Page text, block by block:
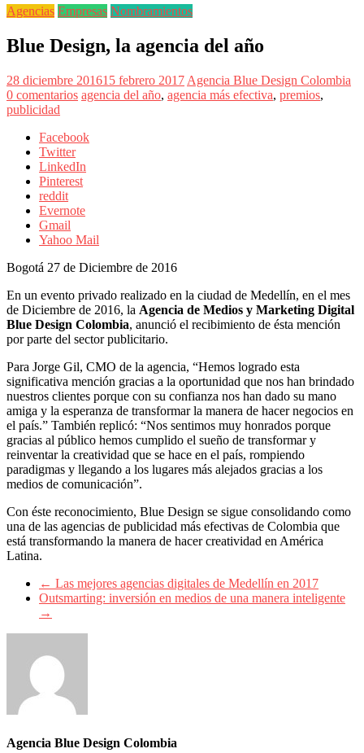
iBlue
Marketing
|
Magazine
Publicidad,
Mercadeo
y
Agencia
Blue
Design
Colombia
en
Latina
|
Una
mirada
estratégica
y
versátil
del
Marketing
en
LATAM
|
Bitácora
social
de
Mercadeo
Interactivo,
Medios,
Publicidad,
Marketing,
Campañas
Publicitarias,
Agencias,
Empresas,
Negocios,
Tendencias,
Trendings,
Dinero,
Economía,
Web,
Agencias Empresas Nombramientos
Blue Design, la agencia del año
28 diciembre 201615 febrero 2017 Agencia Blue Design Colombia
0 comentarios agencia del año, agencia más efectiva, premios,
publicidad
Facebook
Twitter
LinkedIn
Pinterest
reddit
Evernote
Gmail
Yahoo Mail
Bogotá 27 de Diciembre de 2016
En un evento privado realizado en la ciudad de Medellín, en el mes
de Diciembre de 2016, la Agencia de Medios y Marketing Digital
Blue Design Colombia, anunció el recibimiento de ésta mención
por parte del sector publicitario.
Para Jorge Gil, CMO de la agencia, “Hemos logrado esta
significativa mención gracias a la oportunidad que nos han brindado
nuestros clientes porque con su confianza nos han dado su mano
amiga y la esperanza de transformar la manera de hacer negocios en
el país.” También replicó: “Nos sentimos muy honrados porque
gracias al público hemos cumplido el sueño de transformar y
reinventar la creatividad que se hace en el país, rompiendo
paradigmas y llegando a los lugares más alejados gracias a los
medios de comunicación”.
Con éste reconocimiento, Blue Design se sigue consolidando como
una de las agencias de publicidad más efectivas de Colombia que
está transformando la manera de hacer creatividad en América
Latina.
← Las mejores agencias digitales de Medellín en 2017
Outsmarting: inversión en medios de una manera inteligente
→
Agencia Blue Design Colombia